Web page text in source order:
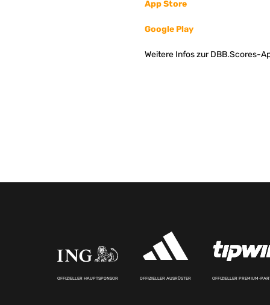
App Store
Google Play
Weitere Infos zur DBB.Scores-
OFFIZIELLER HAUPTSPONSOR OFFIZIELLER AUSRÜSTER OFFIZIELLER PREMIUM-